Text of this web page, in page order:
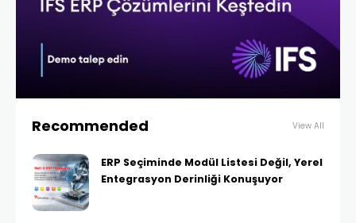
Recommended View All
ERP Seçiminde Modül Listesi Değil, Yerel
Entegrasyon Derinliği Konuşuyor